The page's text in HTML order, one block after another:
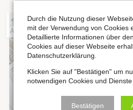
19
AUG
Durch die Nutzung dieser
mit der Verwendung von Cookies
Detaillierte Informationen über
Cookies auf dieser Webseite
Datenschutzerklärung.
Klicken Sie auf "Bestätigen" um
notwendigen Cookies und Dienste
Bestätigen